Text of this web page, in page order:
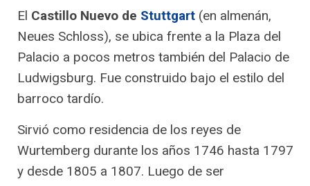
El Castillo Nuevo de Stuttgart (en almenán,
Neues Schloss), se ubica frente a la Plaza del
Palacio a pocos metros también del Palacio de
Ludwigsburg. Fue construido bajo el estilo del
barroco tardío.
Sirvió como residencia de los reyes de
Wurtemberg durante los años 1746 hasta 1797
y desde 1805 a 1807. Luego de ser